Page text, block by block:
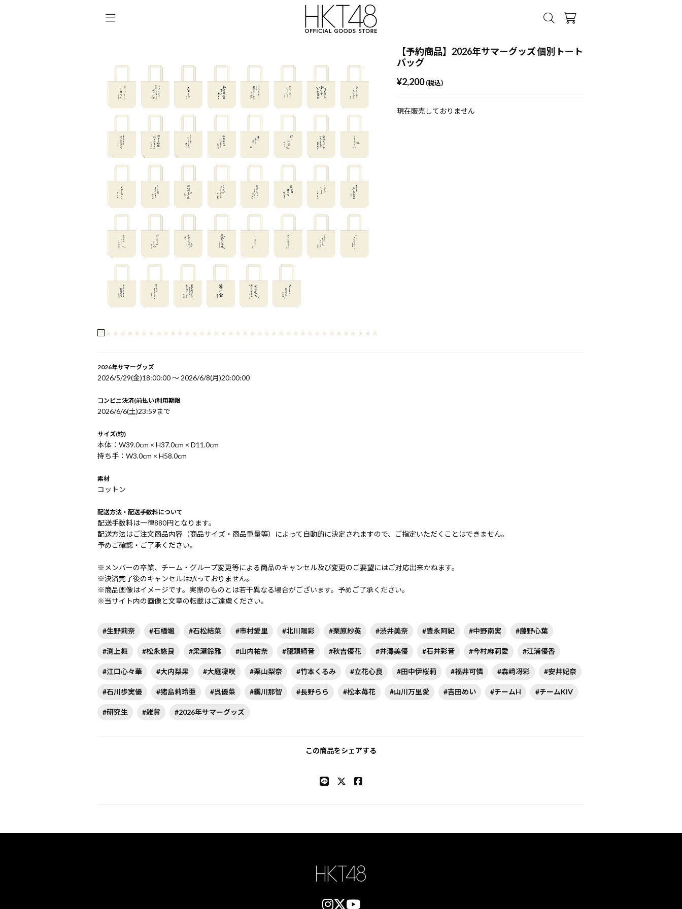
【予約商品】2026年サマーグッズ 個別トート
バッグ
¥2,200 (税込)
現在販売しておりません
2026年サマーグッズ
2026/5/29(金)18:00:00 〜 2026/6/8(月)20:00:00
コンビニ決済(前払い)利用期限
2026/6/6(土)23:59まで
サイズ(約)
本体：W39.0cm × H37.0cm × D11.0cm
持ち手：W3.0cm × H58.0cm
素材
コットン
配送方法・配送手数料について
配送手数料は一律880円となります。
配送方法はご注文商品内容（商品サイズ・商品重量等）によって自動的に決定されますので、ご指定いただくことはできません。
予めご確認・ご了承ください。
※メンバーの卒業、チーム・グループ変更等による商品のキャンセル及び変更のご要望にはご対応出来かねます。
※決済完了後のキャンセルは承っておりません。
※商品画像はイメージです。実際のものとは若干異なる場合がございます。予めご了承ください。
※当サイト内の画像と文章の転載はご遠慮ください。
#生野莉奈 #石橋颯 #石松結菜 #市村愛里 #北川陽彩 #栗原紗英 #渋井美奈 #豊永阿紀 #中野南実 #藤野心葉
#渕上舞 #松永悠良 #梁瀬鈴雅 #山内祐奈 #龍頭綺音 #秋吉優花 #井澤美優 #石井彩音 #今村麻莉愛 #江浦優香
#江口心々華 #大内梨果 #大庭凜咲 #栗山梨奈 #竹本くるみ #立花心良 #田中伊桜莉 #福井可憐 #森﨑冴彩 #安井妃奈
#石川歩実優 #猪島莉玲亜 #呉優菜 #靏川那智 #長野らら #松本苺花 #山川万里愛 #吉田めい #チームH #チームKIV
#研究生 #雑貨 #2026年サマーグッズ
この商品をシェアする